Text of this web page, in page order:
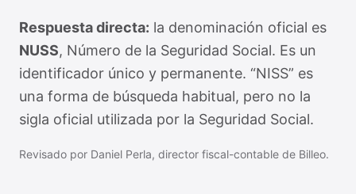
Respuesta directa: la denominación oficial es
NUSS, Número de la Seguridad Social. Es un
identificador único y permanente. “NISS” es
una forma de búsqueda habitual, pero no la
sigla oficial utilizada por la Seguridad Social.
Revisado por Daniel Perla, director fiscal-contable de Billeo.